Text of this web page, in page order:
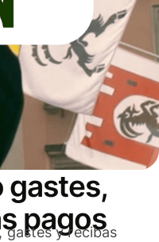
gastes,
pagos
gastes y recibas